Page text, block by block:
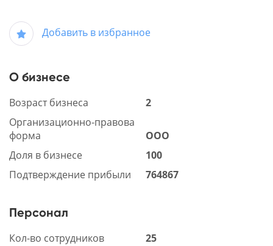
Добавить в избранное
О бизнесе
Возраст бизнеса
2
Организационно-правова
форма
ООО
Доля в бизнесе
100
Подтверждение прибыли
764867
Персонал
Кол-во сотрудников 25